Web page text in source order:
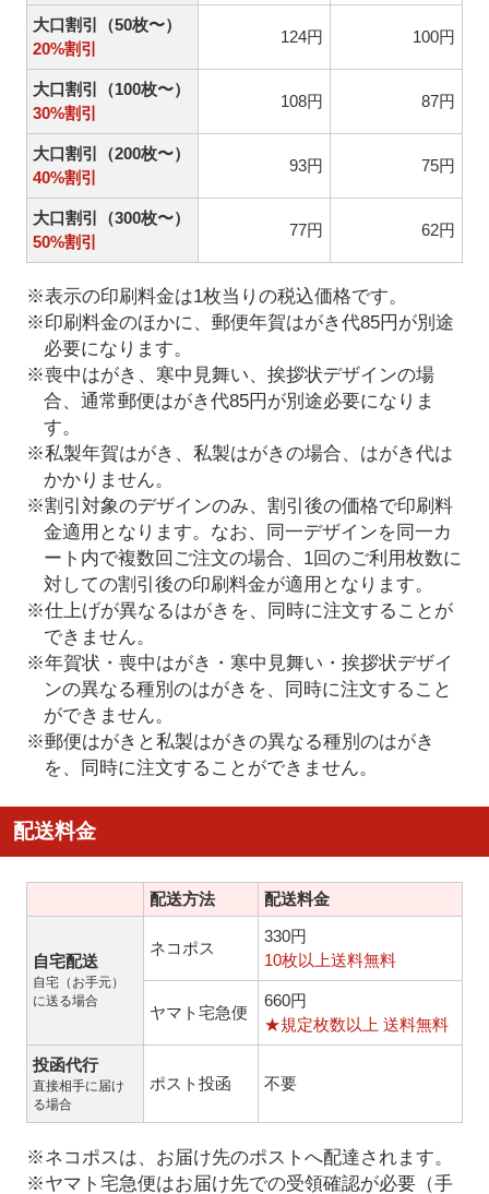
大口割引（50枚〜）
20%割引
124円 100円
大口割引（100枚〜）
30%割引
108円 87円
大口割引（200枚〜）
40%割引
93円 75円
大口割引（300枚〜）
50%割引
77円 62円
※表示の印刷料金は1枚当りの税込価格です。
※印刷料金のほかに、郵便年賀はがき代85円が別途
必要になります。
※喪中はがき、寒中見舞い、挨拶状デザインの場
合、通常郵便はがき代85円が別途必要になりま
す。
※私製年賀はがき、私製はがきの場合、はがき代は
かかりません。
※割引対象のデザインのみ、割引後の価格で印刷料
金適用となります。なお、同一デザインを同一カ
ート内で複数回ご注文の場合、1回のご利用枚数に
対しての割引後の印刷料金が適用となります。
※仕上げが異なるはがきを、同時に注文することが
できません。
※年賀状・喪中はがき・寒中見舞い・挨拶状デザイ
ンの異なる種別のはがきを、同時に注文すること
ができません。
※郵便はがきと私製はがきの異なる種別のはがき
を、同時に注文することができません。
配送料金
配送方法 配送料金
自宅配送
自宅（お手元）
に送る場合
ネコポス
330円
10枚以上送料無料
ヤマト宅急便
660円
★規定枚数以上 送料無料
投函代行
直接相手に届け
る場合
ポスト投函 不要
※ネコポスは、お届け先のポストへ配達されます。
※ヤマト宅急便はお届け先での受領確認が必要（手